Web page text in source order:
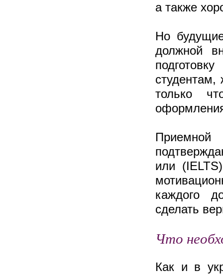
а также
Но
должной
только
или
каждого
сделать
Что
Как и в